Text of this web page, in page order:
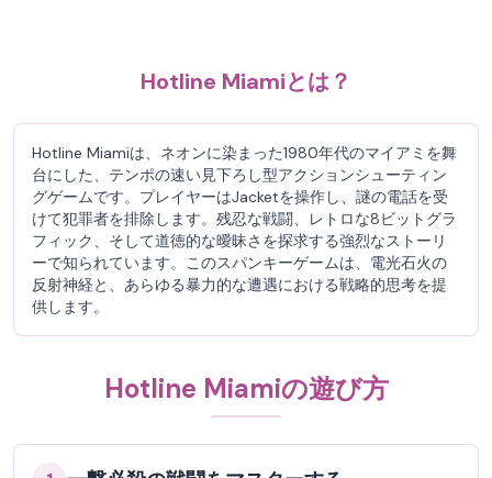
Hotline Miamiとは？
Hotline Miamiは、ネオンに染まった1980年代のマイアミを舞
台にした、テンポの速い見下ろし型アクションシューティン
グゲームです。プレイヤーはJacketを操作し、謎の電話を受
けて犯罪者を排除します。残忍な戦闘、レトロな8ビットグラ
フィック、そして道徳的な曖昧さを探求する強烈なストーリ
ーで知られています。このスパンキーゲームは、電光石火の
反射神経と、あらゆる暴力的な遭遇における戦略的思考を提
供します。
Hotline Miamiの遊び方